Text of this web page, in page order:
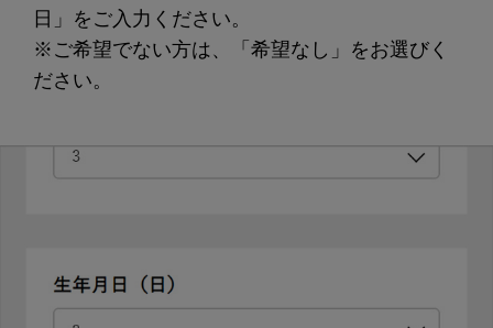
日」をご入力ください。
※ご希望でない方は、「希望なし」をお選びく
ださい。